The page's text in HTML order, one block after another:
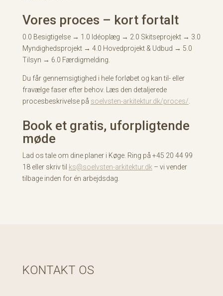
Vores proces – kort fortalt
0.0 Besigtigelse → 1.0 Idéoplæg → 2.0 Skitseprojekt → 3.0
Myndighedsprojekt → 4.0 Hovedprojekt & Udbud → 5.0
Tilsyn → 6.0 Færdigmelding.
Du får gennemsigtighed i hele forløbet og kan til- eller
fravælge faser efter behov. Læs den detaljerede
procesbeskrivelse på soelvsten-arkitektur.dk/proces/
Book et gratis, uforpligtende
møde
Lad os tale om dine planer i Køge. Ring på +45 20 44 99
18 eller skriv til ks@soelvsten-arkitektur.dk – vi vender
tilbage inden for én arbejdsdag.
KONTAKT OS